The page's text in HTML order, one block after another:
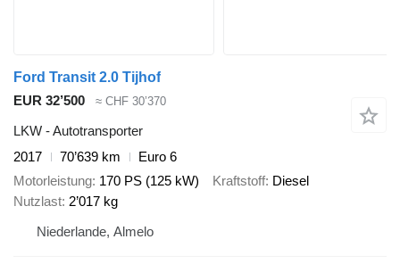
Ford Transit 2.0 Tijhof
EUR 32’500
≈ CHF 30’370
LKW - Autotransporter
2017
70’639 km
Euro 6
Motorleistung 170 PS (125 kW) Kraftstoff Diesel
Nutzlast 2’017 kg
Niederlande, Almelo